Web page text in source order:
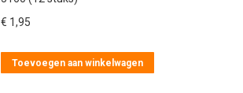
€ 1,95
Toevoegen aan winkelwagen